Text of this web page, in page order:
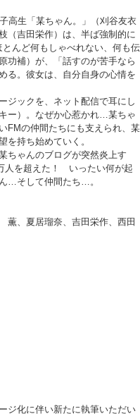
高生「某ちゃん。」（刈谷友衣
（吉田栄作）は、半ば強制的に
んど何もしゃべれない、何も伝
功補）が、「話すのが苦手なら
る。彼女は、自分自身の心情を
ジックを、ネット配信で耳にし
ー）。なぜか心惹かれ…某ちゃ
FMの仲間たちにも支えられ、某
を持ち始めていく。
ちゃんのブログが突然炎上す
人を超えた！ いったい何が起
…そして仲間たち…。
、夏居瑠奈、吉田栄作、西田
ジ化に伴い新たに執筆いただい